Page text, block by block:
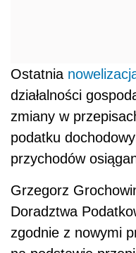
Ostatnia
działalności
zmiany w
podatku
przychodów
Grzegorz
Doradztwa
zgodnie z nowymi